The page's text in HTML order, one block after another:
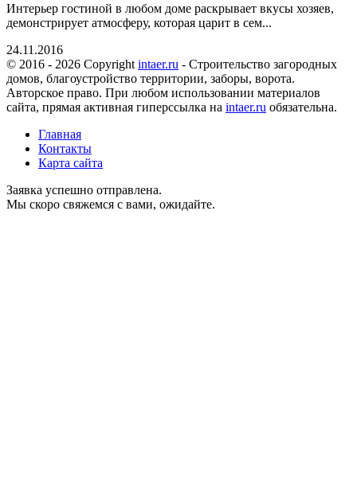
Интерьер гостиной в любом доме раскрывает вкусы хозяев,
демонстрирует атмосферу, которая царит в сем...
24.11.2016
© 2016 - 2026 Copyright intaer.ru - Cтроительство загородных
домов, благоустройство территории, заборы, ворота.
Авторское право. При любом использовании материалов
сайта, прямая активная гиперссылка на intaer.ru обязательна.
Главная
Контакты
Карта сайта
Заявка успешно отправлена.
Мы скоро свяжемся с вами, ожидайте.